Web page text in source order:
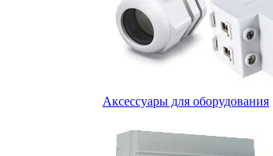
Аксессуары для оборудования